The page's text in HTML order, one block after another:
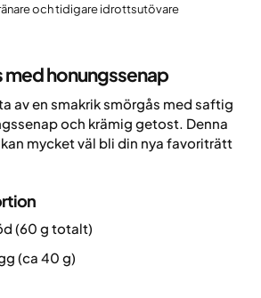
och tidigare idrottsutövare
honungssenap
av en smakrik smörgås med saftig
och krämig getost. Denna
mycket väl bli din nya favoriträtt
(60 g totalt)
(ca 40 g)